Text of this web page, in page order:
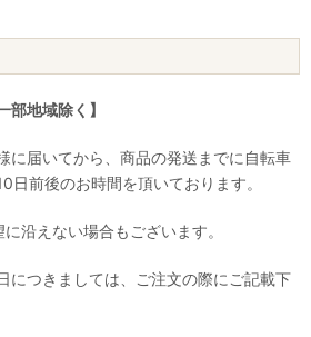
地域除く】
に届いてから、商品の発送までに自転車
日前後のお時間を頂いております。
沿えない場合もございます。
につきましては、ご注文の際にご記載下